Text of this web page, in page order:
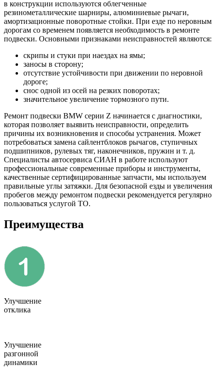
в конструкции используются облегченные
резинометаллические шарниры, алюминиевые рычаги,
амортизационные поворотные стойки. При езде по неровным
дорогам со временем появляется необходимость в ремонте
подвески. Основными признаками неисправностей являются:
скрипы и стуки при наездах на ямы;
заносы в сторону;
отсутствие устойчивости при движении по неровной
дороге;
снос одной из осей на резких поворотах;
значительное увеличение тормозного пути.
Ремонт подвески BMW серии Z начинается с диагностики,
которая позволяет выявить неисправности, определить
причины их возникновения и способы устранения. Может
потребоваться замена сайлентблоков рычагов, ступичных
подшипников, рулевых тяг, наконечников, пружин и т. д.
Специалисты автосервиса СИАН в работе используют
профессиональные современные приборы и инструменты,
качественные сертифицированные запчасти, мы используем
правильные углы затяжки. Для безопасной езды и увеличения
пробегов между ремонтом подвески рекомендуется регулярно
пользоваться услугой ТО.
Преимущества
Улучшение
отклика
Улучшение
разгонной
динамики